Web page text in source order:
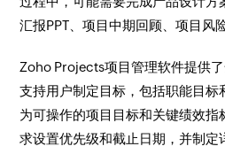
汇报PPT、项目中期回顾、项目风
Zoho Projects项目管理软件提供
支持用户制定目标，包括职能目标
为可操作的项目目标和关键绩效指
求设置优先级和截止日期，并制定